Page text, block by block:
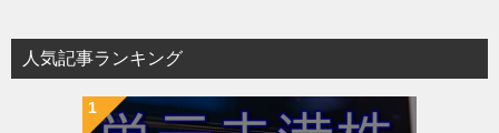
人気記事ランキング